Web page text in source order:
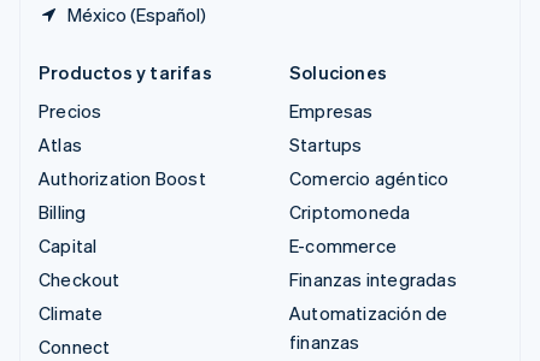
México (Español)
Productos y tarifas
Precios
Atlas
Authorization Boost
Billing
Capital
Checkout
Climate
Connect
Soluciones
Empresas
Startups
Comercio agéntico
Criptomoneda
E-commerce
Finanzas integradas
Automatización de
finanzas